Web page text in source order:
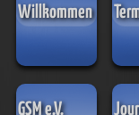
Willkommen
GSM e.V.